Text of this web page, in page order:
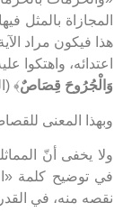
المجازاة بالمثل
هذا فيكون مراد
اعتدائه، واهتكوا
وَالْجُرُوحَ قِصَاصٌ﴾ (المائدة: 45) أيضاً
وبهذا المعنى
ولا يخفى أنّ
في توضيح كلمة
نقصه منه، في